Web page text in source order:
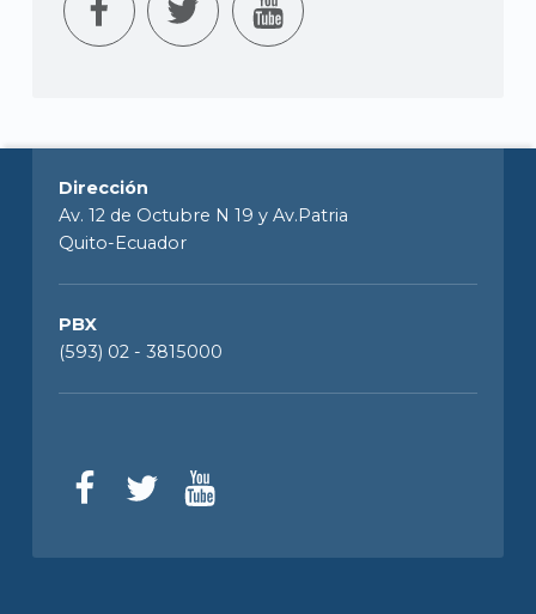
Dirección
Av. 12 de Octubre N 19 y Av.Patria
Quito-Ecuador
PBX
(593) 02 - 3815000